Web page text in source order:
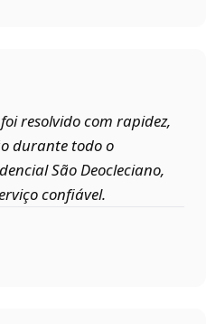
resolvido com rapidez,
durante todo o
São Deocleciano,
confiável.